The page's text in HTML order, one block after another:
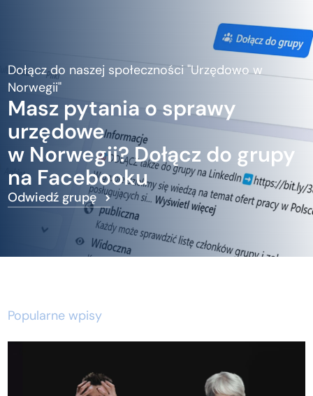
Dołącz do naszej społeczności "Urzędowo w
Norwegii"
Masz pytania o sprawy
urzędowe
w Norwegii? Dołącz do grupy
na Facebooku
Odwiedź grupę
Popularne wpisy